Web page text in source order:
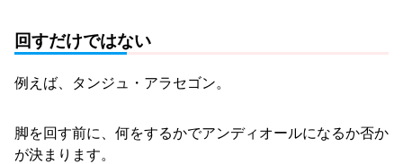
回すだけではない
例えば、タンジュ・アラセゴン。
脚を回す前に、何をするかでアンディオールになるか否か
が決まります。